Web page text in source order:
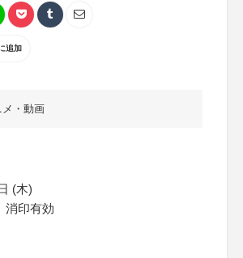
追加
・動画
(木)
消印有効